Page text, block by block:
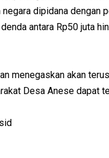
dipidana dengan
antara Rp50 juta
menegaskan akan
Desa Anese dapat